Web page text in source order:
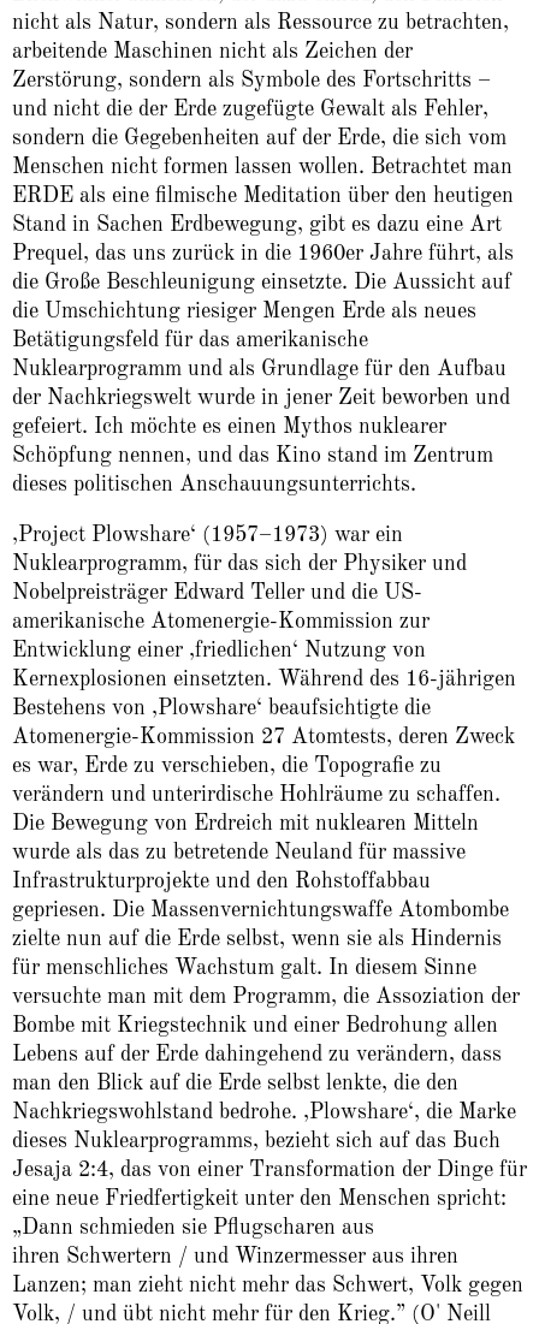
nicht als Natur, sondern als Ressource zu betrachten,
arbeitende Maschinen nicht als Zeichen der
Zerstörung, sondern als Symbole des Fortschritts –
und nicht die der Erde zugefügte Gewalt als Fehler,
sondern die Gegebenheiten auf der Erde, die sich vom
Menschen nicht formen lassen wollen. Betrachtet man
ERDE als eine filmische Meditation über den heutigen
Stand in Sachen Erdbewegung, gibt es dazu eine Art
Prequel, das uns zurück in die 1960er Jahre führt, als
die Große Beschleunigung einsetzte. Die Aussicht auf
die Umschichtung riesiger Mengen Erde als neues
Betätigungsfeld für das amerikanische
Nuklearprogramm und als Grundlage für den Aufbau
der Nachkriegswelt wurde in jener Zeit beworben und
gefeiert. Ich möchte es einen Mythos nuklearer
Schöpfung nennen, und das Kino stand im Zentrum
dieses politischen Anschauungsunterrichts.
‚Project Plowshare‘ (1957–1973) war ein
Nuklearprogramm, für das sich der Physiker und
Nobelpreisträger Edward Teller und die US-
amerikanische Atomenergie-Kommission zur
Entwicklung einer ‚friedlichen‘ Nutzung von
Kernexplosionen einsetzten. Während des 16-jährigen
Bestehens von ‚Plowshare‘ beaufsichtigte die
Atomenergie-Kommission 27 Atomtests, deren Zweck
es war, Erde zu verschieben, die Topografie zu
verändern und unterirdische Hohlräume zu schaffen.
Die Bewegung von Erdreich mit nuklearen Mitteln
wurde als das zu betretende Neuland für massive
Infrastrukturprojekte und den Rohstoffabbau
gepriesen. Die Massenvernichtungswaffe Atombombe
zielte nun auf die Erde selbst, wenn sie als Hindernis
für menschliches Wachstum galt. In diesem Sinne
versuchte man mit dem Programm, die Assoziation der
Bombe mit Kriegstechnik und einer Bedrohung allen
Lebens auf der Erde dahingehend zu verändern, dass
man den Blick auf die Erde selbst lenkte, die den
Nachkriegswohlstand bedrohe. ‚Plowshare‘, die Marke
dieses Nuklearprogramms, bezieht sich auf das Buch
Jesaja 2:4, das von einer Transformation der Dinge für
eine neue Friedfertigkeit unter den Menschen spricht:
„Dann schmieden sie Pflugscharen aus
ihren Schwertern / und Winzermesser aus ihren
Lanzen; man zieht nicht mehr das Schwert, Volk gegen
Volk, / und übt nicht mehr für den Krieg.” (O' Neill